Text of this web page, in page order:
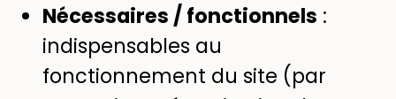
Nécessaires / fonctionnels :
indispensables au
fonctionnement du site (par